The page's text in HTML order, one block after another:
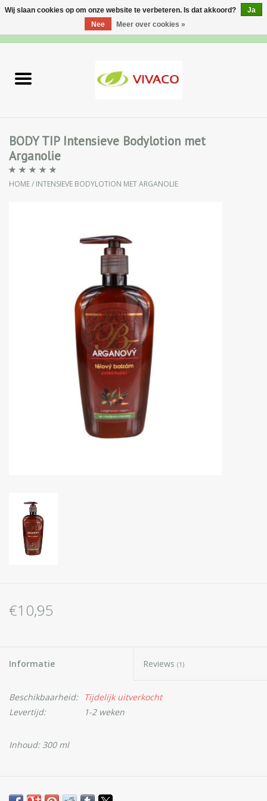
Lichaamsverzorging
BODY TIP Intensieve Bodylotion met
Arganolie
HOME/ INTENSIEVE BODYLOTION MET ARGANOLIE
€10,95
Informatie Reviews (1)
Beschikbaarheid:
Tijdelijk uitverkocht
Levertijd:
1-2 weken
Inhoud: 300 ml
Wij slaan cookies op om onze website te verbeteren. Is dat akkoord?
Ja
Nee
Meer over cookies »